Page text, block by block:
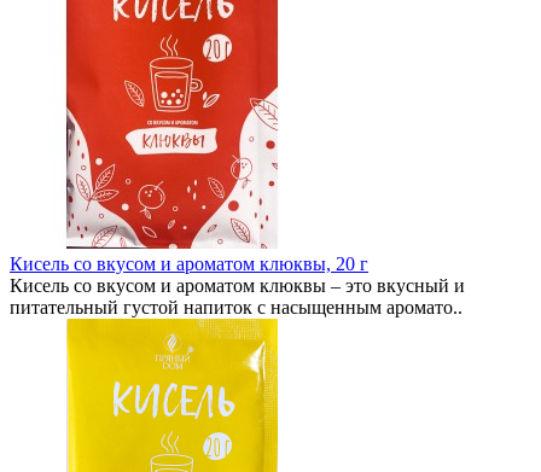
Кисель со вкусом и ароматом клюквы, 20 г
Кисель со вкусом и ароматом клюквы – это вкусный и
питательный густой напиток с насыщенным аромато..